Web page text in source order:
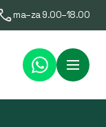
ma–za 9.00–18.00
Menu